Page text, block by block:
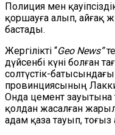
Полиция мен
қоршауға алып, айғақ
бастады.
Жергілікті “Geo News”
дүйсенбі күні болған
солтүстік-
провинциясының
Онда цемент зауытына
қолдан жасалған
адам қаза тауып,